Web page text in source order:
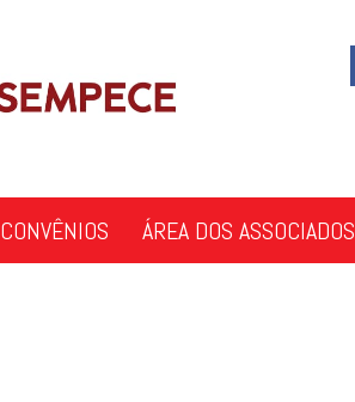
CONVÊNIOS ÁREA DOS ASSOCIADOS